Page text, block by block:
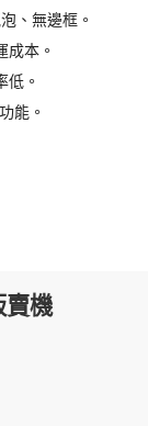
、無邊框。
本。
低。
能。
賣機